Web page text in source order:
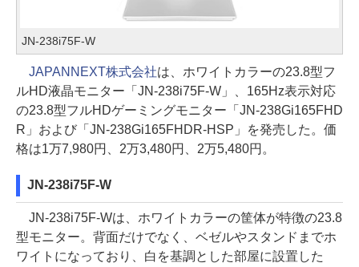
JN-238i75F-W
JAPANNEXT株式会社は、ホワイトカラーの23.8型フ
ルHD液晶モニター「JN-238i75F-W」、165Hz表示対応
の23.8型フルHDゲーミングモニター「JN-238Gi165FHD
R」および「JN-238Gi165FHDR-HSP」を発売した。価
格は1万7,980円、2万3,480円、2万5,480円。
JN-238i75F-W
JN-238i75F-Wは、ホワイトカラーの筐体が特徴の23.8
型モニター。背面だけでなく、ベゼルやスタンドまでホ
ワイトになっており、白を基調とした部屋に設置した